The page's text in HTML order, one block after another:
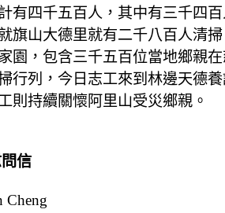
有四千五百人，其中有三千四
旗山大德里就有二千八百人清
園，包含三千五百位當地鄉親
行列，今日志工來到林邊天德
則持續關懷阿里山受災鄉親。
信
Cheng